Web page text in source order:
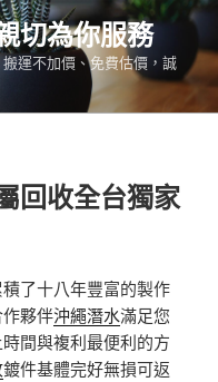
切為你服務
運不加價、免費估價，誠
回收全台獨家
了十八年豐富的製作
夥伴沖繩潛水滿足您
間與複利最便利的方
鍍件基體完好無損可返